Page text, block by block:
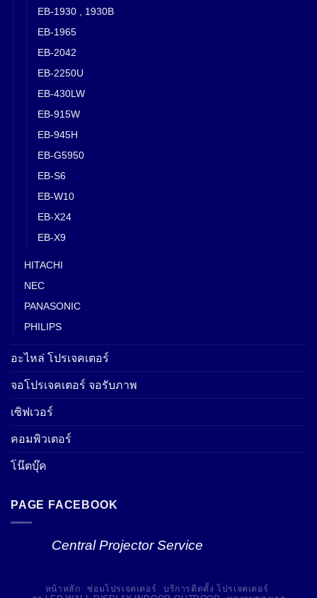
EB-1930 , 1930B
EB-1965
EB-2042
EB-2250U
EB-430LW
EB-915W
EB-945H
EB-G5950
EB-S6
EB-W10
EB-X24
EB-X9
HITACHI
NEC
PANASONIC
PHILIPS
อะไหล่ โปรเจคเตอร์
จอโปรเจคเตอร์ จอรับภาพ
เซิฟเวอร์
คอมพิวเตอร์
โน๊ตบุ๊ค
PAGE FACEBOOK
Central Projector Service
หน้าหลัก ซ่อมโปรเจคเตอร์
บริการติดตั้ง โปรเจคเตอร์